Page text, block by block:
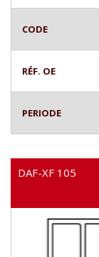
CODE
RÉF. OE
PERIODE
DAF-XF 105